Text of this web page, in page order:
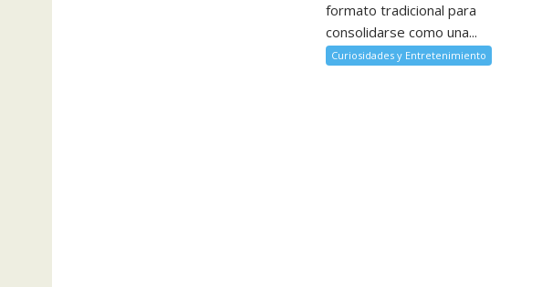
formato tradicional para
consolidarse como una...
Curiosidades y Entretenimiento